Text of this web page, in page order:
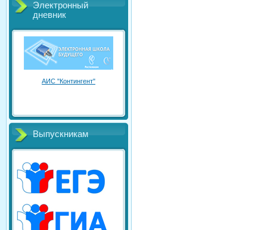
Электронный
дневник
АИС "Контингент"
Выпускникам